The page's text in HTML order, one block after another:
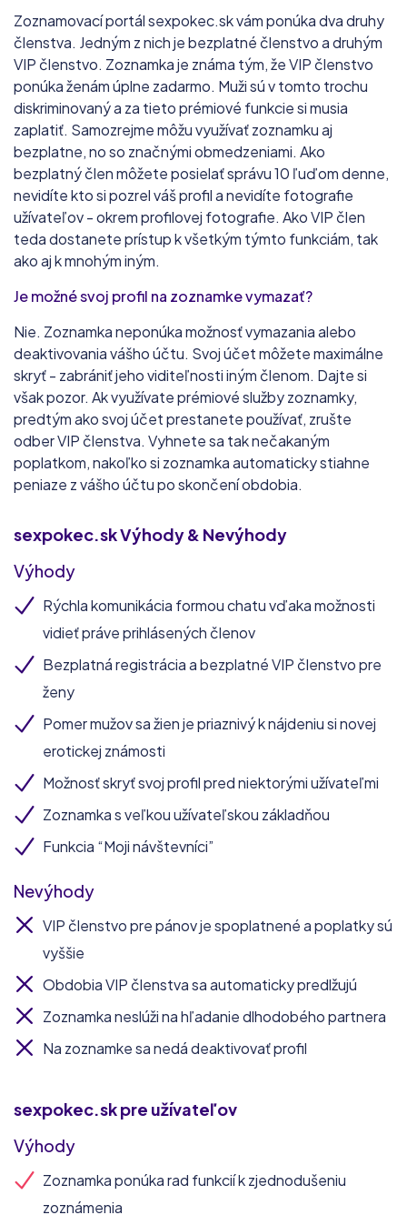
Zoznamovací portál sexpokec.sk vám ponúka dva druhy
členstva. Jedným z nich je bezplatné členstvo a druhým
VIP členstvo. Zoznamka je známa tým, že VIP členstvo
ponúka ženám úplne zadarmo. Muži sú v tomto trochu
diskriminovaný a za tieto prémiové funkcie si musia
zaplatiť. Samozrejme môžu využívať zoznamku aj
bezplatne, no so značnými obmedzeniami. Ako
bezplatný člen môžete posielať správu 10 ľuďom denne,
nevidíte kto si pozrel váš profil a nevidíte fotografie
užívateľov - okrem profilovej fotografie. Ako VIP člen
teda dostanete prístup k všetkým týmto funkciám, tak
ako aj k mnohým iným.
Je možné svoj profil na zoznamke vymazať?
Nie. Zoznamka neponúka možnosť vymazania alebo
deaktivovania vášho účtu. Svoj účet môžete maximálne
skryť - zabrániť jeho viditeľnosti iným členom. Dajte si
však pozor. Ak využívate prémiové služby zoznamky,
predtým ako svoj účet prestanete používať, zrušte
odber VIP členstva. Vyhnete sa tak nečakaným
poplatkom, nakoľko si zoznamka automaticky stiahne
peniaze z vášho účtu po skončení obdobia.
sexpokec.skVýhody & Nevýhody
Výhody
Rýchla komunikácia formou chatu vďaka možnosti
vidieť práve prihlásených členov
Bezplatná registrácia a bezplatné VIP členstvo pre
ženy
Pomer mužov sa žien je priaznivý k nájdeniu si novej
erotickej známosti
Možnosť skryť svoj profil pred niektorými užívateľmi
Zoznamka s veľkou užívateľskou základňou
Funkcia “Moji návštevníci”
Nevýhody
VIP členstvo pre pánov je spoplatnené a poplatky sú
vyššie
Obdobia VIP členstva sa automaticky predlžujú
Zoznamka neslúži na hľadanie dlhodobého partnera
Na zoznamke sa nedá deaktivovať profil
sexpokec.skpre užívateľov
Výhody
Zoznamka ponúka rad funkcií k zjednodušeniu
zoznámenia